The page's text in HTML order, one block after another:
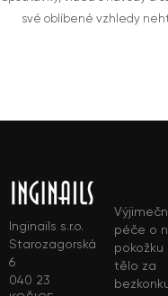
své oblíbené vzhledy
Inginails s.r.o.
Starozagorská
6
040 23
péče o
pokožku
tělo za